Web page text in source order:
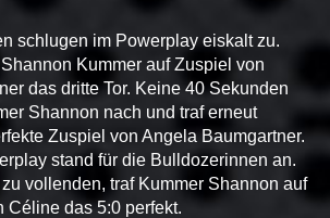
schlugen im Powerplay eiskalt zu.
Kummer auf Zuspiel von
das dritte Tor. Keine 40 Sekunden
Shannon nach und traf erneut
Zuspiel von Angela Baumgartner.
stand für die Bulldozerinnen an.
vollenden, traf Kummer Shannon auf
Céline das 5:0 perfekt.